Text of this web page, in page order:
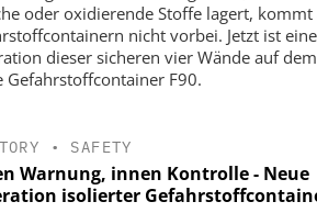
oder oxidierende Stoffe lagert, kommt
nicht vorbei. Jetzt ist
dieser sicheren vier Wände auf
Gefahrstoffcontainer F90.
• SAFETY
Warnung, innen Kontrolle - Neue
isolierter
SERVICE
DUPONT DE